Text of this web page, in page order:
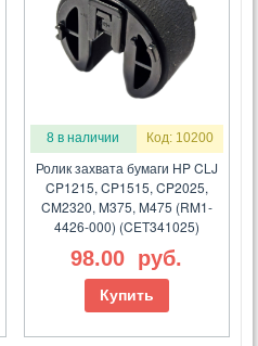
8 в наличии Код: 10200
Ролик захвата бумаги HP CLJ
CP1215, CP1515, CP2025,
CM2320, M375, M475 (RM1-
4426-000) (CET341025)
98.00 руб.
Купить